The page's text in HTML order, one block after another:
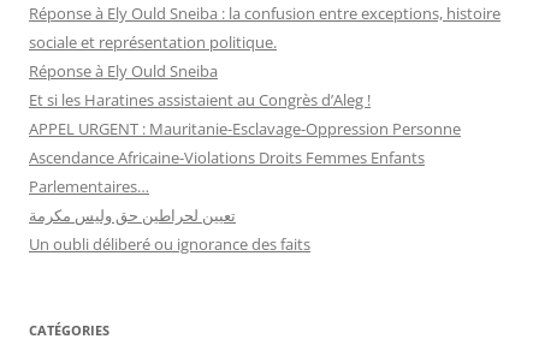
Réponse à Ely Ould Sneiba : la confusion entre exceptions, histoire
sociale et représentation politique.
Réponse à Ely Ould Sneiba
Et si les Haratines assistaient au Congrès d’Aleg !
APPEL URGENT : Mauritanie-Esclavage-Oppression Personne
Ascendance Africaine-Violations Droits Femmes Enfants
Parlementaires…
تعيين لحراطين حق وليس مكرمة
Un oubli déliberé ou ignorance des faits
CATÉGORIES